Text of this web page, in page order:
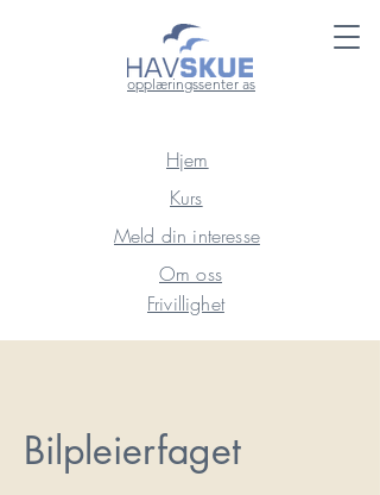
opplæringssenter as
Om oss
Frivillighet
Hjem
Kurs
Meld din interesse
Bilpleierfaget